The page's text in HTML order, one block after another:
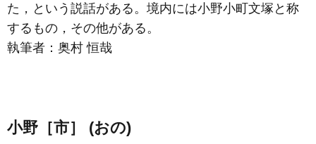
た，という説話がある。境内には小野小町文塚と称
するもの，その他がある。
執筆者： 奥村 恒哉
小野［市］ (おの)